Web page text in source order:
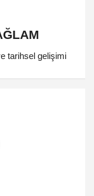
tarihsel gelişimi